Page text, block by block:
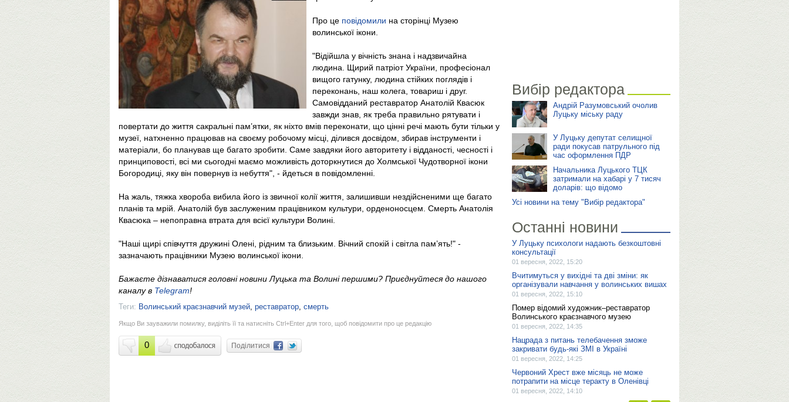
Про це повідомили на сторінці Музею
волинської ікони.
"Відійшла у вічність знана і надзвичайна
людина. Щирий патріот України, професіонал
вищого гатунку, людина стійких поглядів і
переконань, наш колега, товариш і друг.
Самовідданий реставратор Анатолій Квасюк
завжди знав, як треба правильно рятувати і
повертати до життя сакральні пам’ятки, як ніхто вмів переконати, що цінні речі мають бути тільки у
музеї, натхненно працював на своєму робочому місці, ділився досвідом, збирав інструменти і
матеріали, бо планував ще багато зробити. Саме завдяки його авторитету і відданості, чесності і
принциповості, всі ми сьогодні маємо можливість доторкнутися до Холмської Чудотворної ікони
Богородиці, яку він повернув із небуття", - йдеться в повідомленні.
На жаль, тяжка хвороба вибила його із звичної колії життя, залишивши нездійсненими ще багато
планів та мрій. Анатолій був заслуженим працівником культури, орденоносцем. Смерть Анатолія
Квасюка – непоправна втрата для всієї культури Волині.
"Наші щирі співчуття дружині Олені, рідним та близьким. Вічний спокій і світла пам’ять!" -
зазначають працівники Музею волинської ікони.
Бажаєте дізнаватися головні новини Луцька та Волині першими? Приєднуйтеся до нашого
каналу в Telegram!
Теги: Волинський краєзнавчий музей, реставратор, смерть
Якщо Ви зауважили помилку, виділіть її та натисніть Ctrl+Enter для того, щоб повідомити про це редакцію
0 Поділитися
Вибір редактора
Андрій Разумовський очолив
Луцьку міську раду
У Луцьку депутат селищної
ради покусав патрульного під
час оформлення ПДР
Начальника Луцького ТЦК
затримали на хабарі у 7 тисяч
доларів: що відомо
Усі новини на тему "Вибір редактора"
Останні новини
У Луцьку психологи надають безкоштовні
консультації
01 вересня, 2022, 15:20
Вчитимуться у вихідні та дві зміни: як
організували навчання у волинських вишах
01 вересня, 2022, 15:10
Помер відомий художник–реставратор
Волинського краєзнавчого музею
01 вересня, 2022, 14:35
Нацрада з питань телебачення зможе
закривати будь-які ЗМІ в Україні
01 вересня, 2022, 14:25
Червоний Хрест вже місяць не може
потрапити на місце теракту в Оленівці
01 вересня, 2022, 14:10